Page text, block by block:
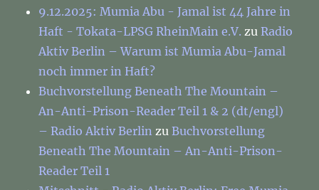
9.12.2025: Mumia Abu - Jamal ist 44 Jahre in
Haft - Tokata-LPSG RheinMain e.V. zuRadio
Aktiv Berlin – Warum ist Mumia Abu-Jamal
noch immer in Haft?
Buchvorstellung Beneath The Mountain –
An-Anti-Prison-Reader Teil 1 & 2 (dt/engl)
– Radio Aktiv Berlin zuBuchvorstellung
Beneath The Mountain – An-Anti-Prison-
Reader Teil 1